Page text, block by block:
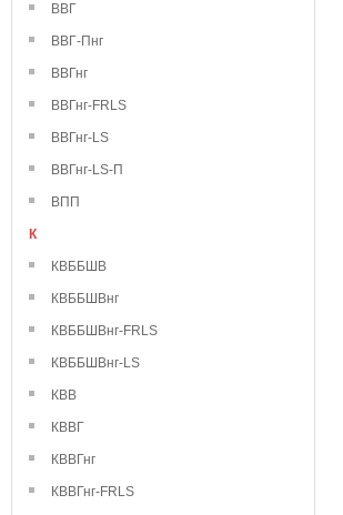
ВВГ
ВВГ-Пнг
ВВГнг
ВВГнг-FRLS
ВВГнг-LS
ВВГнг-LS-П
ВПП
К
КВББШВ
КВББШВнг
КВББШВнг-FRLS
КВББШВнг-LS
КВВ
КВВГ
КВВГнг
КВВГнг-FRLS